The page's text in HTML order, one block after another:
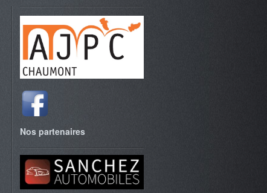
Nos partenaires